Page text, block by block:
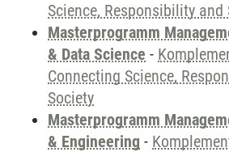
Science, Responsibility and
Masterprogramm
& Data Science -
Connecting Science,
Society
Masterprogramm
& Engineering -